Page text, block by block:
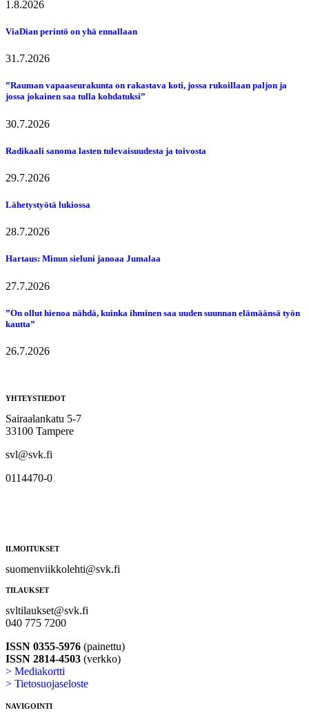
1.8.2026
ViaDian perintö on yhä ennallaan
31.7.2026
”Rauman vapaaseurakunta on rakastava koti, jossa rukoillaan paljon ja
jossa jokainen saa tulla kohdatuksi”
30.7.2026
Radikaali sanoma lasten tulevaisuudesta ja toivosta
29.7.2026
Lähetystyötä lukiossa
28.7.2026
Hartaus: Minun sieluni janoaa Jumalaa
27.7.2026
”On ollut hienoa nähdä, kuinka ihminen saa uuden suunnan elämäänsä työn
kautta”
26.7.2026
YHTEYSTIEDOT
Sairaalankatu 5-7
33100 Tampere
svl@svk.fi
0114470-0
ILMOITUKSET
suomenviikkolehti@svk.fi
TILAUKSET
svltilaukset@svk.fi
040 775 7200
ISSN 0355-5976 (painettu)
ISSN 2814-4503 (verkko)
> Mediakortti
> Tietosuojaseloste
NAVIGOINTI